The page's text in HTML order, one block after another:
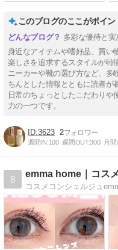
このブログのここがポイン
多彩な優待と
身近なアイテムや嗜好品、買い
楽しさを追求するスタイルが特
ニーカーや靴の選び方など、多
ちんとした情報とともに読者が
日常のちょっとしたこだわり
力の一つです。
3623 2
週間IN:100 週間OUT:300 月間
8
emma home｜コス